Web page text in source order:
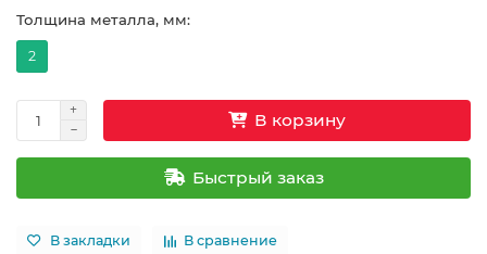
Толщина металла, мм:
2
В корзину
Быстрый заказ
В закладки В сравнение